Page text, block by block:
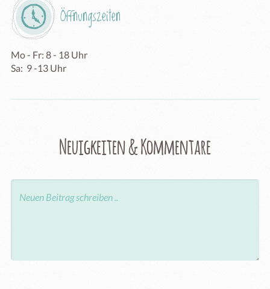
Öffnungszeiten
Mo - Fr: 8 - 18 Uhr
Sa:  9 -13 Uhr
Neuigkeiten & Kommentare